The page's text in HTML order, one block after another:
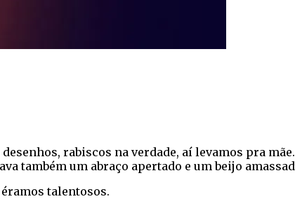
rabiscos na verdade, aí levamos pra
também um abraço apertado e um beijo
talentosos.